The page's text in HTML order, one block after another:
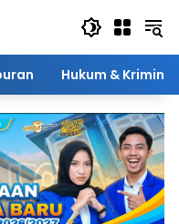
Hukum & Kriminal